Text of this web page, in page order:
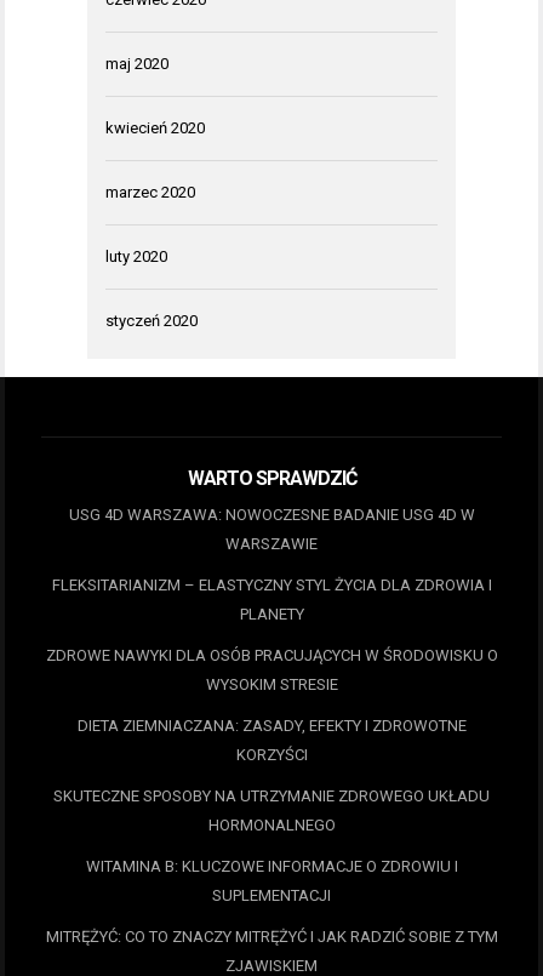
maj 2020
kwiecień 2020
marzec 2020
luty 2020
styczeń 2020
WARTO SPRAWDZIĆ
USG 4D WARSZAWA: NOWOCZESNE BADANIE USG 4D W
WARSZAWIE
FLEKSITARIANIZM – ELASTYCZNY STYL ŻYCIA DLA ZDROWIA I
PLANETY
ZDROWE NAWYKI DLA OSÓB PRACUJĄCYCH W ŚRODOWISKU O
WYSOKIM STRESIE
DIETA ZIEMNIACZANA: ZASADY, EFEKTY I ZDROWOTNE
KORZYŚCI
SKUTECZNE SPOSOBY NA UTRZYMANIE ZDROWEGO UKŁADU
HORMONALNEGO
WITAMINA B: KLUCZOWE INFORMACJE O ZDROWIU I
SUPLEMENTACJI
MITRĘŻYĆ: CO TO ZNACZY MITRĘŻYĆ I JAK RADZIĆ SOBIE Z TYM
ZJAWISKIEM